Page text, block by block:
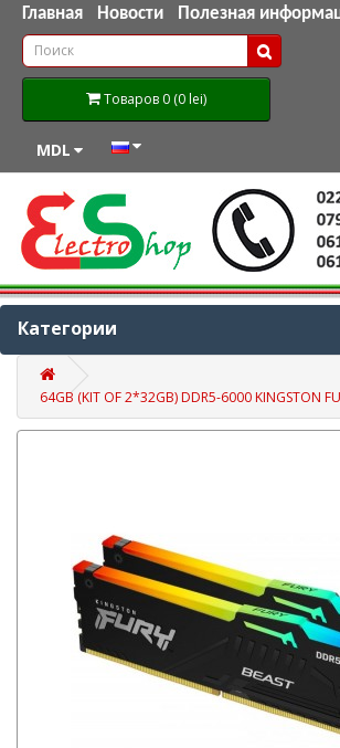
Главная Новости Полезная
Товаров 0 (0 lei)
MDL
Категории
64GB (KIT OF 2*32GB) DDR5-6000 KINGSTON